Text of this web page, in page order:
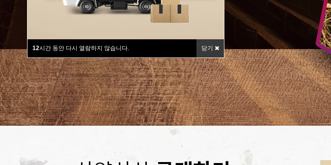
12시간 동안 다시 열람하지 않습니다. 닫기